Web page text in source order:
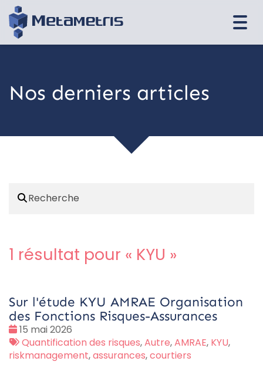
Nos derniers articles
1 résultat pour « KYU »
Sur l'étude KYU AMRAE Organisation
des Fonctions Risques-Assurances
Date
:
15 mai 2026
Tags
:
Quantification des risques,Autre,AMRAE, KYU,
riskmanagement,assurances,courtiers